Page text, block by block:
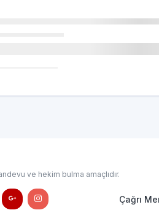
ve hekim bulma amaçlıdır.
Çağrı